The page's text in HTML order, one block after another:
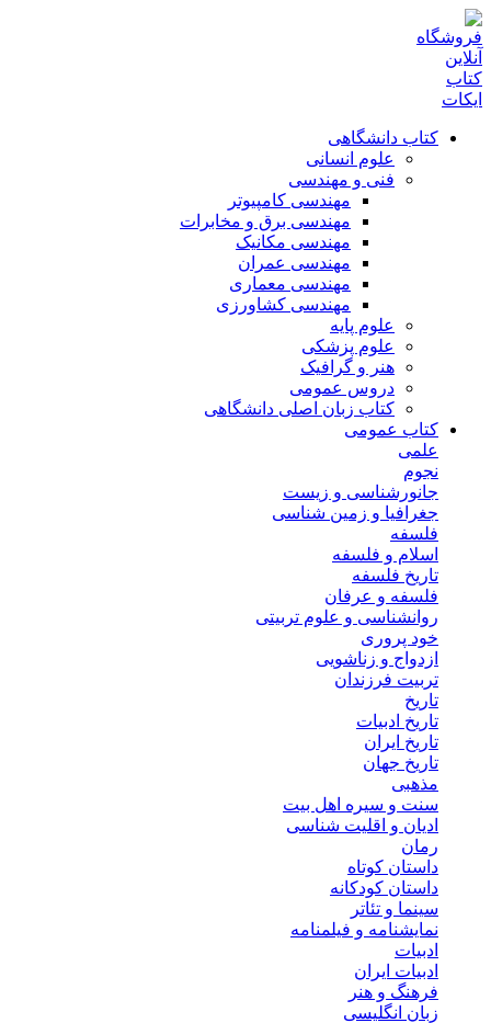
کتاب دانشگاهی
علوم انسانی
فنی و مهندسی
مهندسی کامپیوتر
مهندسی برق و مخابرات
مهندسی مکانیک
مهندسی عمران
مهندسی معماری
مهندسی کشاورزی
علوم پایه
علوم پزشکی
هنر و گرافیک
دروس عمومی
کتاب زبان اصلی دانشگاهی
کتاب عمومی
علمی
نجوم
جانورشناسی و زیست
جغرافیا و زمین شناسی
فلسفه
اسلام و فلسفه
تاریخ فلسفه
فلسفه و عرفان
روانشناسی و علوم تربیتی
خود پروری
ازدواج و زناشویی
تربیت فرزندان
تاریخ
تاریخ ادبیات
تاریخ ایران
تاریخ جهان
مذهبی
سنت و سیره اهل بیت
ادیان و اقلیت شناسی
رمان
داستان کوتاه
داستان کودکانه
سینما و تئاتر
نمایشنامه و فیلمنامه
ادبیات
ادبیات ایران
فرهنگ و هنر
زبان انگلیسی